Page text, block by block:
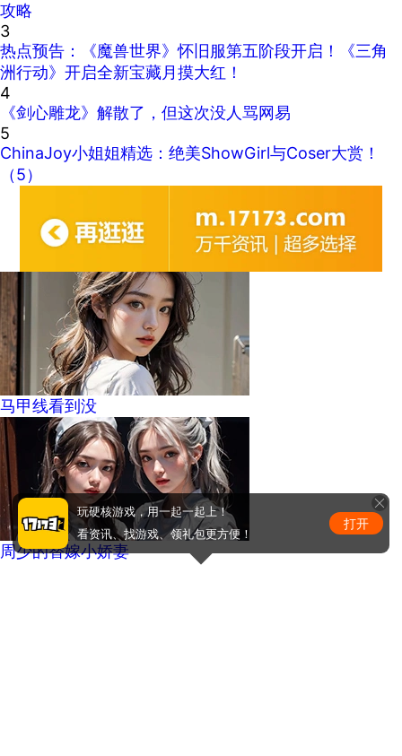
攻略
3
热点预告：《魔兽世界》怀旧服第五阶段开启！《三角
洲行动》开启全新宝藏月摸大红！
4
《剑心雕龙》解散了，但这次没人骂网易
5
ChinaJoy小姐姐精选：绝美ShowGirl与Coser大赏！
（5）
马甲线看到没
周少的替嫁小娇妻
玩硬核游戏，用一起一起上！
看资讯、找游戏、领礼包更方便！
打开